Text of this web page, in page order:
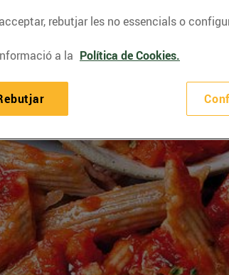
rebutjar les no essencials o
a la Política de Cookies.